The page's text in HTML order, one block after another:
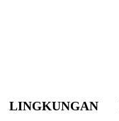
LINGKUNGAN